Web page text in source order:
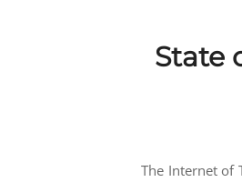
State
The Internet of